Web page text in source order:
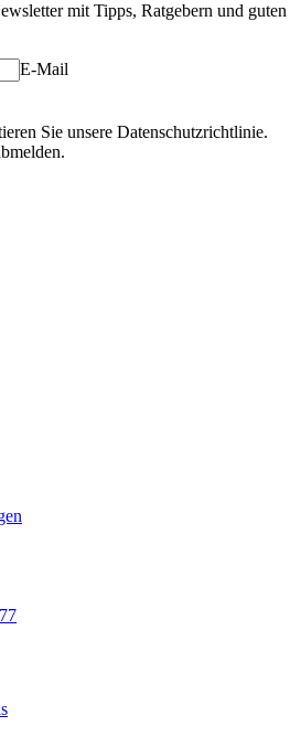
mit Tipps, Ratgebern und guten
E-Mail
Sie unsere Datenschutzrichtlinie.